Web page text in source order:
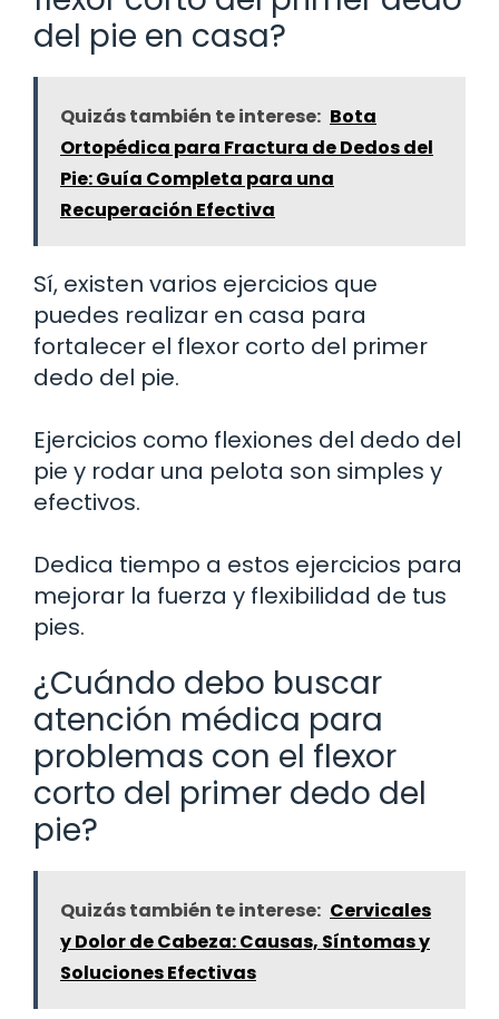
del pie en casa?
Quizás también te interese: Bota
Ortopédica para Fractura de Dedos del
Pie: Guía Completa para una
Recuperación Efectiva
Sí, existen varios ejercicios que
puedes realizar en casa para
fortalecer el flexor corto del primer
dedo del pie.
Ejercicios como flexiones del dedo del
pie y rodar una pelota son simples y
efectivos.
Dedica tiempo a estos ejercicios para
mejorar la fuerza y flexibilidad de tus
pies.
¿Cuándo debo buscar
atención médica para
problemas con el flexor
corto del primer dedo del
pie?
Quizás también te interese: Cervicales
y Dolor de Cabeza: Causas, Síntomas y
Soluciones Efectivas